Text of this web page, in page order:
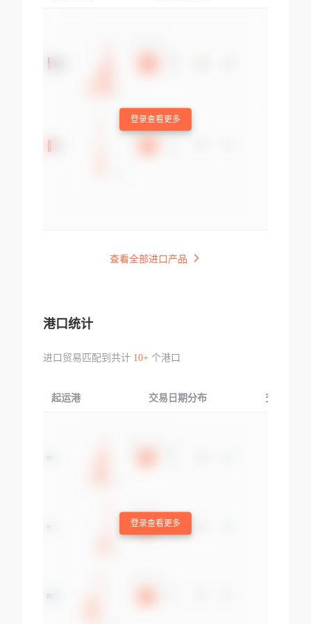
登录查看更多
查看全部进口产品
港口统计
进口贸易匹配到共计 10+个港口
起运港 交易日期分布 交易产品
登录查看更多